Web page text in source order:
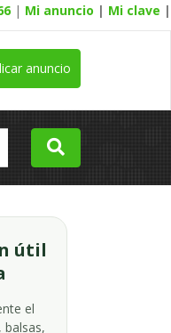
| Mi anuncio | Mi clave |
anuncio
útil
el
balsas,